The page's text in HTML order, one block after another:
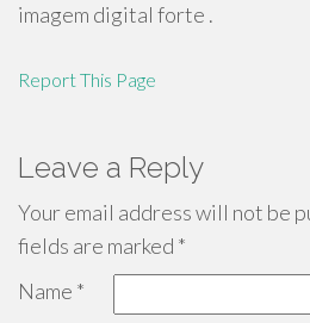
imagem digital forte .
Report This Page
Leave a Reply
Your email address will not be
fields are marked *
Name *